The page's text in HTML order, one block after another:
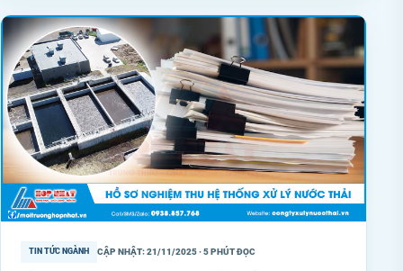
TIN TỨC NGÀNH CẬP NHẬT: 21/11/2025 · 5 PHÚT ĐỌC